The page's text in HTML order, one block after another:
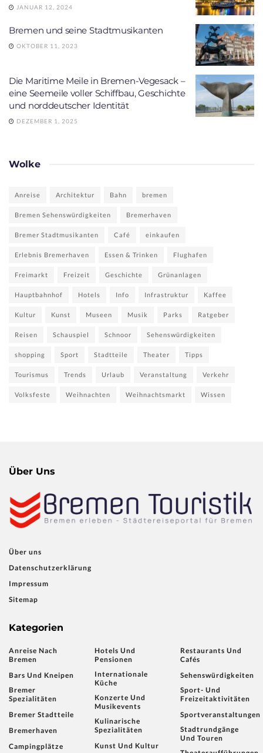
JANUAR 12, 2024
Bremen und seine Stadtmusikanten
OKTOBER 11, 2023
Die Maritime Meile in Bremen-Vegesack –
eine Seemeile voller Schiffbau, Geschichte
und norddeutscher Identität
DEZEMBER 1, 2025
Wolke
Anreise Architektur Bahn bremen
Bremen Sehenswürdigkeiten Bremerhaven
Bremer Stadtmusikanten Café einkaufen
Erlebnis Bremerhaven Essen & Trinken Flughafen
Freimarkt Freizeit Geschichte Grünanlagen
Hauptbahnhof Hotels Info Infrastruktur Kaffee
Kultur Kunst Museen Musik Parks Ratgeber
Reisen Schauspiel Schnoor Sehenswürdigkeiten
shopping Sport Stadtteile Theater Tipps
Tourismus Trends Urlaub Veranstaltung Verkehr
Volksfeste Weihnachten Weihnachtsmarkt Wissen
Über Uns
Über uns
Datenschutzerklärung
Impressum
Sitemap
Kategorien
Anreise Nach
Bremen
Bars Und Kneipen
Bremer
Spezialitäten
Bremer Stadtteile
Bremerhaven
Campingplätze
Hotels Und
Pensionen
Internationale
Küche
Konzerte Und
Musikevents
Kulinarische
Spezialitäten
Kunst Und Kultur
Restaurants Und
Cafés
Sehenswürdigkeiten
Sport- Und
Freizeitaktivitäten
Sportveranstaltungen
Stadtrundgänge
Und Touren